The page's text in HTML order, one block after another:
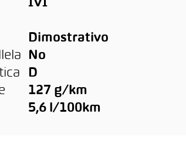
IVI
Dimostrativo
No
D
127 g/km
5,6 l/100km